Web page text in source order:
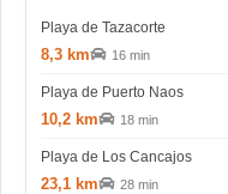
Playa de Tazacorte
8,3 km 16 min
Playa de Puerto Naos
10,2 km 18 min
Playa de Los Cancajos
23,1 km 28 min